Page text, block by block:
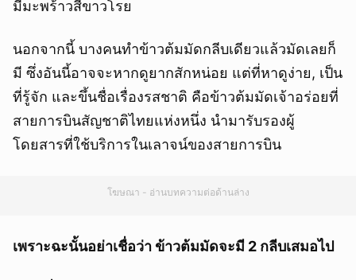
มีมะพร้าวสีขาวโรย
นอกจากนี้ บางคนทำข้าวต้มมัดกลีบเดียวแล้วมัดเลยก็
มี ซึ่งอันนี้อาจจะหากดูยากสักหน่อย แต่ที่หาดูง่าย, เป็น
ที่รู้จัก และขึ้นชื่อเรื่องรสชาติ คือข้าวต้มมัดเจ้าอร่อยที่
สายการบินสัญชาติไทยแห่งหนึ่ง นำมารับรองผู้
โดยสารที่ใช้บริการในเลาจน์ของสายการบิน
โฆษณา - อ่านบทความต่อด้านล่าง
เพราะฉะนั้นอย่าเชื่อว่า ข้าวต้มมัดจะมี 2 กลีบเสมอไป